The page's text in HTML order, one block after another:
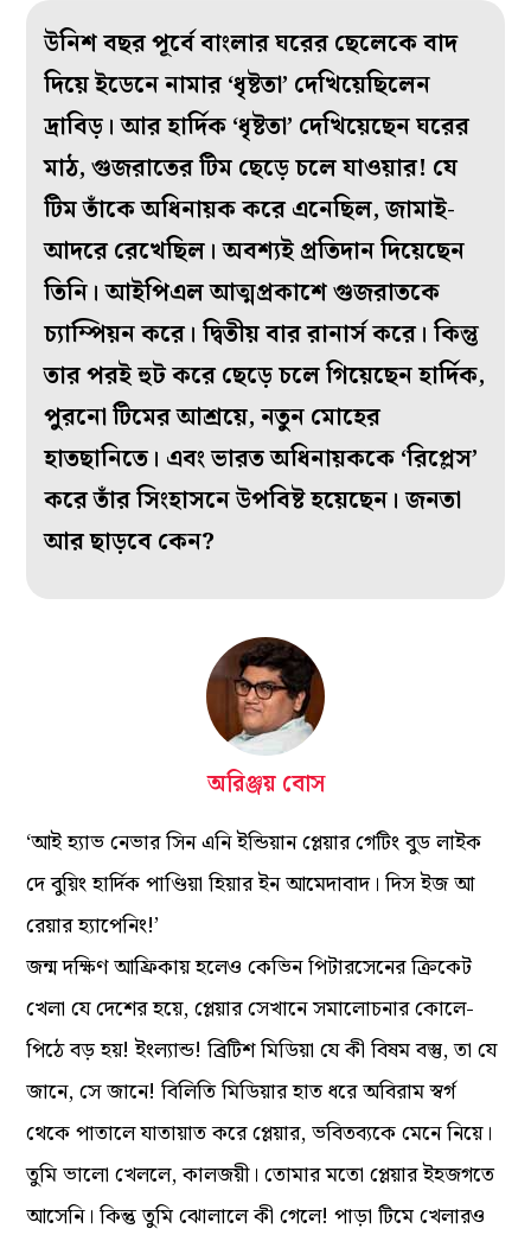
উনিশ বছর পূর্বে বাংলার ঘরের ছেলেকে বাদ
দিয়ে ইডেনে নামার ‘ধৃষ্টতা’ দেখিয়েছিলেন
দ্রাবিড়। আর হার্দিক ‘ধৃষ্টতা’ দেখিয়েছেন ঘরের
মাঠ, গুজরাতের টিম ছেড়ে চলে যাওয়ার! যে
টিম তাঁকে অধিনায়ক করে এনেছিল, জামাই-
আদরে রেখেছিল। অবশ্যই প্রতিদান দিয়েছেন
তিনি।‌ আইপিএল আত্মপ্রকাশে গুজরাতকে
চ্যাম্পিয়ন করে। দ্বিতীয় বার রানার্স করে। কিন্তু
তার পরই হুট করে ছেড়ে চলে গিয়েছেন হার্দিক,
পুরনো টিমের আশ্রয়ে, নতুন মোহের
হাতছানিতে। এবং ভারত অধিনায়ককে ‘রিপ্লেস’
করে তাঁর সিংহাসনে উপবিষ্ট হয়েছেন। জনতা
আর ছাড়বে কেন?
অরিঞ্জয় বোস
‘আই হ্যাভ নেভার সিন এনি ইন্ডিয়ান প্লেয়ার গেটিং বুড লাইক
দে বুয়িং হার্দিক পাণ্ডিয়া হিয়ার ইন আমেদাবাদ। দিস ইজ আ
রেয়ার হ্যাপেনিং!’
জন্ম দক্ষিণ আফ্রিকায় হলেও কেভিন পিটারসেনের ক্রিকেট
খেলা যে দেশের হয়ে, প্লেয়ার সেখানে সমালোচনার কোলে-
পিঠে বড় হয়! ইংল্যান্ড! ব্রিটিশ মিডিয়া যে কী বিষম বস্তু, তা যে
জানে, সে জানে! বিলিতি মিডিয়ার হাত ধরে অবিরাম স্বর্গ
থেকে পাতালে যাতায়াত করে প্লেয়ার, ভবিতব্যকে মেনে নিয়ে।
তুমি ভালো খেললে, কালজয়ী। তোমার মতো প্লেয়ার ইহজগতে
আসেনি। কিন্তু তুমি ঝোলালে কী গেলে! পাড়া টিমে খেলারও